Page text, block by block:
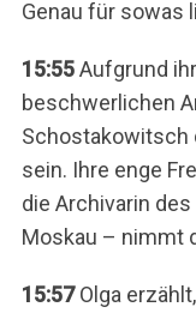
Genau für sowas
15:55Aufgrund
beschwerlichen
Schostakowitsch
sein. Ihre enge
die Archivarin
Moskau – nimmt
15:57Olga